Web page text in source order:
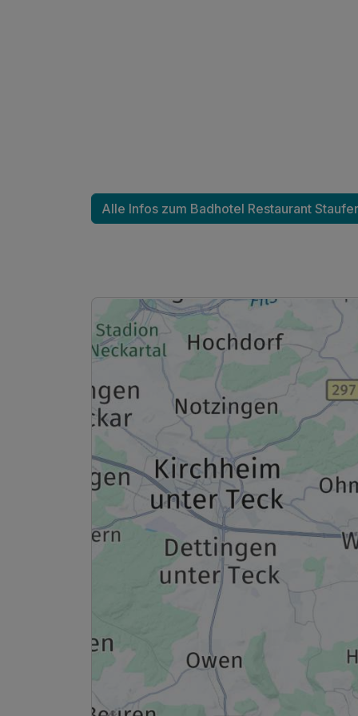
Ausstattung
Comfort Plus Zimmer C
2 Erwachsene
Ausstattung
Für 3 Tage
Alle Infos zum Badhotel Restaurant